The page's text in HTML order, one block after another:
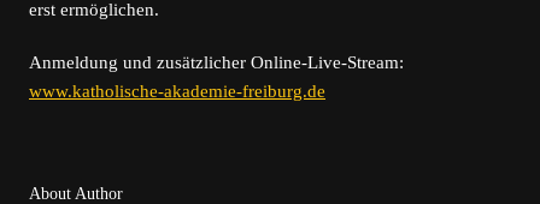
erst ermöglichen.
Anmeldung und zusätzlicher Online-Live-Stream:
www.katholische-akademie-freiburg.de
About Author